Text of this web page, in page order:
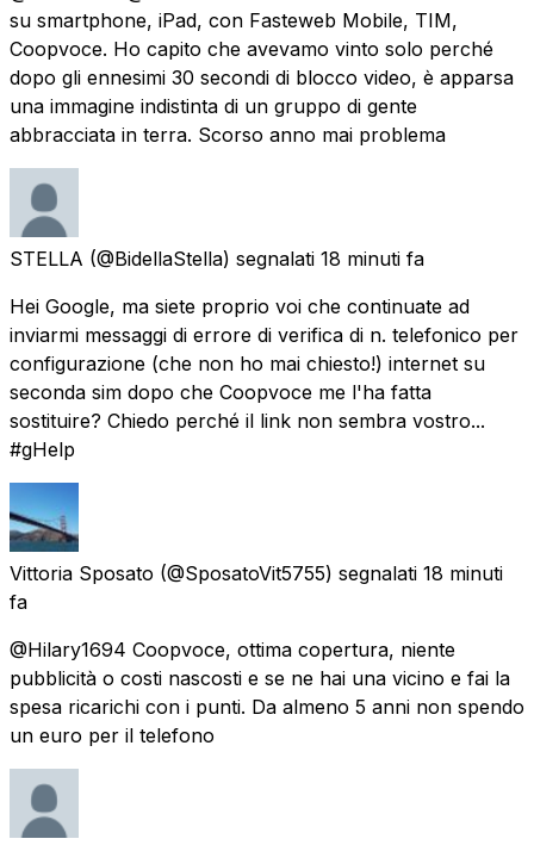
su smartphone, iPad, con Fasteweb Mobile, TIM,
Coopvoce. Ho capito che avevamo vinto solo perché
dopo gli ennesimi 30 secondi di blocco video, è apparsa
una immagine indistinta di un gruppo di gente
abbracciata in terra. Scorso anno mai problema
STELLA (@BidellaStella) segnalati 18 minuti fa
Hei Google, ma siete proprio voi che continuate ad
inviarmi messaggi di errore di verifica di n. telefonico per
configurazione (che non ho mai chiesto!) internet su
seconda sim dopo che Coopvoce me l'ha fatta
sostituire? Chiedo perché il link non sembra vostro...
#gHelp
Vittoria Sposato (@SposatoVit5755) segnalati 18 minuti
fa
@Hilary1694 Coopvoce, ottima copertura, niente
pubblicità o costi nascosti e se ne hai una vicino e fai la
spesa ricarichi con i punti. Da almeno 5 anni non spendo
un euro per il telefono